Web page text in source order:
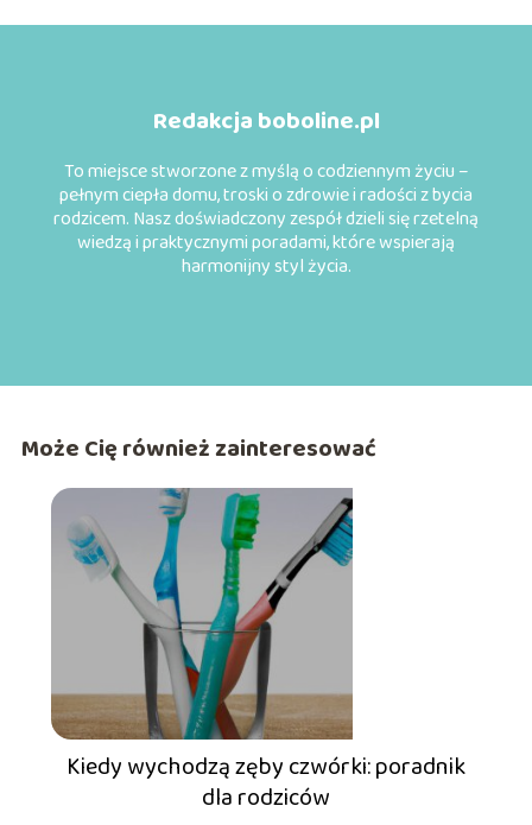
Redakcja boboline.pl
To miejsce stworzone z myślą o codziennym życiu –
pełnym ciepła domu, troski o zdrowie i radości z bycia
rodzicem. Nasz doświadczony zespół dzieli się rzetelną
wiedzą i praktycznymi poradami, które wspierają
harmonijny styl życia.
Może Cię również zainteresować
Kiedy wychodzą zęby czwórki: poradnik
dla rodziców